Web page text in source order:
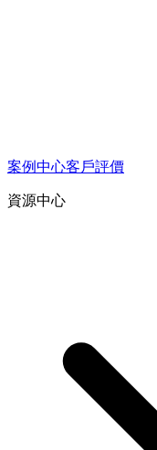
案例中心客戶評價
資源中心